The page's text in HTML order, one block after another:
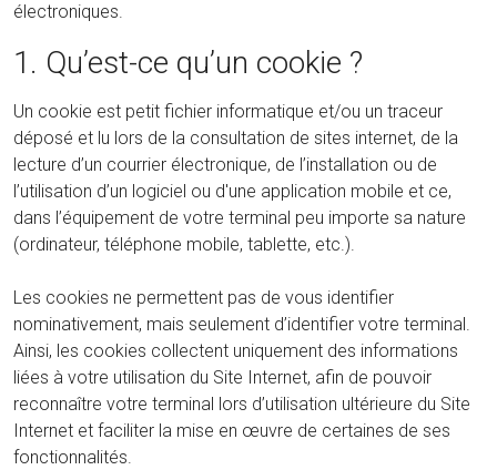
électroniques.
1. Qu’est-ce qu’un cookie ?
Un cookie est petit fichier informatique et/ou un traceur
déposé et lu lors de la consultation de sites internet, de la
lecture d’un courrier électronique, de l’installation ou de
l’utilisation d’un logiciel ou d'une application mobile et ce,
dans l’équipement de votre terminal peu importe sa nature
(ordinateur, téléphone mobile, tablette, etc.).
Les cookies ne permettent pas de vous identifier
nominativement, mais seulement d’identifier votre terminal.
Ainsi, les cookies collectent uniquement des informations
liées à votre utilisation du Site Internet, afin de pouvoir
reconnaître votre terminal lors d’utilisation ultérieure du Site
Internet et faciliter la mise en œuvre de certaines de ses
fonctionnalités.